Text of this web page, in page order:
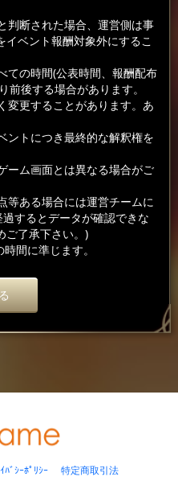
判断された場合、運営側は事
ベント報酬対象外にするこ
の時間(公表時間、報酬配布
前後する場合があります。
変更することがあります。あ
ントにつき最終的な解釈権を
ーム画面とは異なる場合がご
等ある場合には運営チームに
するとデータが確認できな
ご了承下さい。)
間に準じます。
ﾊﾞｼｰﾎﾟﾘｼｰ 特定商取引法